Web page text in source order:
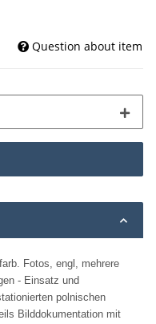
Question about item
Fotos, engl, mehrere
- Einsatz und
polnischen
Bilddokumentation mit